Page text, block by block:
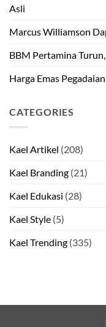
Asli
Marcus Williamson
BBM Pertamina
Harga Emas
CATEGORIES
Kael Artikel (208)
Kael Branding (21)
Kael Edukasi (28)
Kael Style (5)
Kael Trending (335)